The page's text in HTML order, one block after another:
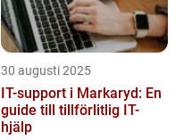
30 augusti 2025
IT-support i Markaryd: En
guide till tillförlitlig IT-
hjälp